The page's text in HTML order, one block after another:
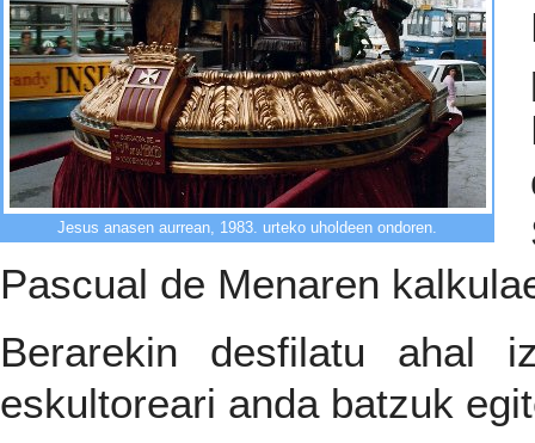
Jesus anasen aurrean, 1983. urteko uholdeen ondoren.
Pascual de Menaren
Berarekin desfilatu ahal
eskultoreari anda batzuk